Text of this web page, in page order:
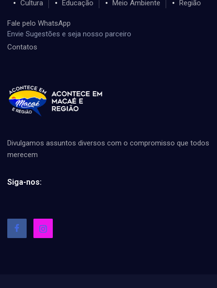
Cultura
Educação Meio Ambiente Região
Fale pelo WhatsApp
Envie Sugestões e seja nosso parceiro
Contatos
Divulgamos assuntos diversos com o compromisso que todos
merecem
Siga-nos: